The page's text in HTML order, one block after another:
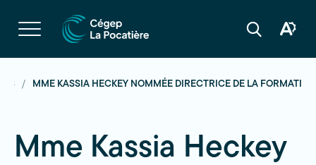
Ouvrir
la
navigation
Ouvrir
Ouvrir
MME KASSIA HECKEY NOMMÉE DIRECTRICE DE LA
Mme Kassia Heckey